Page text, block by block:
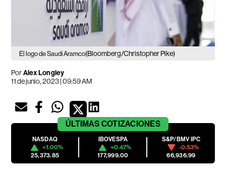
El logo de Saudi Aramco(Bloomberg/Christopher Pike)
PorAlex Longley
11 de junio, 2023 | 09:59 AM
ÚLTIMAS COTIZACIONES
NASDAQ
+1.00%
25,373.85
IBOVESPA
+0.47%
177,999.00
S&P/BMV IPC
-0.53%
66,936.99